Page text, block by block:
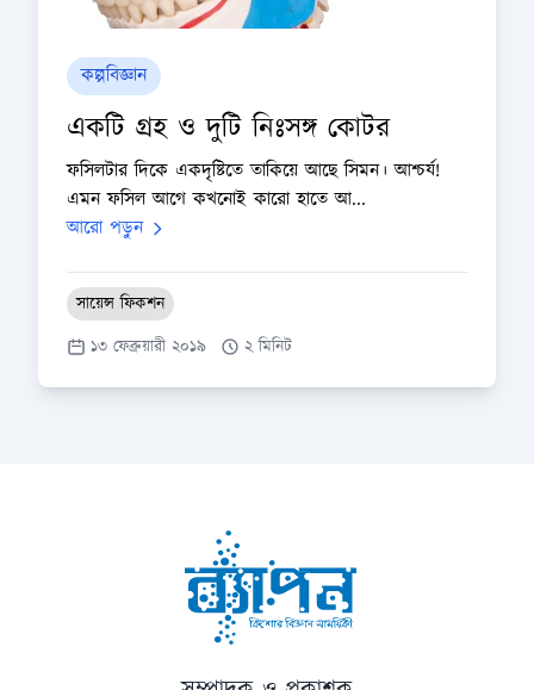
কল্পবিজ্ঞান
একটি গ্রহ ও দুটি নিঃসঙ্গ কোটর
ফসিলটার দিকে একদৃষ্টিতে তাকিয়ে আছে সিমন। আশ্চর্য!
এমন ফসিল আগে কখনোই কারো হাতে আ...
আরো পড়ুন
সায়েন্স ফিকশন
১৩ ফেব্রুয়ারী ২০১৯
২ মিনিট